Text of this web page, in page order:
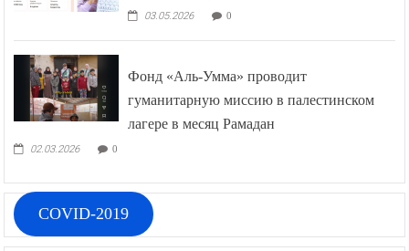
03.05.2026 0
Фонд «Аль-Умма» проводит
гуманитарную миссию в палестинском
лагере в месяц Рамадан
02.03.2026 0
COVID-2019